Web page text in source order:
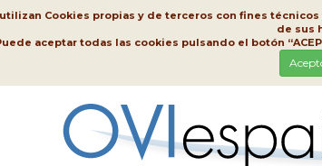
Cookies propias y de terceros con fines
de sus
aceptar todas las cookies pulsando el botón